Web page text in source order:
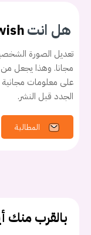
هل انت
تعديل الصورة
مجانا. وهذا يجعل من
على معلومات مجانية
الجدد قبل النشر.
المطالبة
بالقرب منك